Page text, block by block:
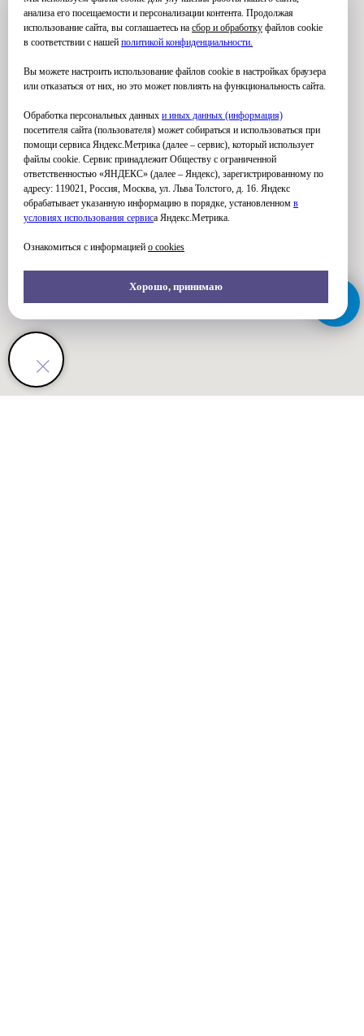
анализа его посещаемости и персонализации контента. Продолжая
использование сайта, вы соглашаетесь на сбор и обработку файлов cookie
в соответствии с нашей политикой конфиденциальности.
Вы можете настроить использование файлов cookie в настройках браузера
или отказаться от них, но это может повлиять на функциональность сайта.
Обработка персональных данных и иных данных (информация)
посетителя сайта (пользователя) может собираться и использоваться при
помощи сервиса Яндекс.Метрика (далее – сервис), который использует
файлы cookie. Сервис принадлежит Обществу с ограниченной
ответственностью «ЯНДЕКС» (далее – Яндекс), зарегистрированному по
адресу: 119021, Россия, Москва, ул. Льва Толстого, д. 16. Яндекс
обрабатывает указанную информацию в порядке, установленном в
условиях использования сервиса Яндекс.Метрика.
Ознакомиться с информацией о cookies
Хорошо, принимаю